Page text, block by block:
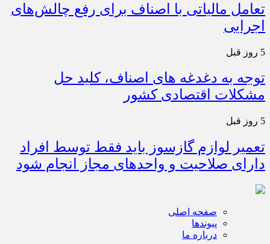
تعامل مالیاتی با اصناف برای رفع چالش‌های
اجرایی
5 روز قبل
توجه به دغدغه های اصناف، کلید حل
مشکلات اقتصادی کشور
5 روز قبل
تعمیر لوازم گازسوز باید فقط توسط افراد
دارای صلاحیت و واحدهای مجاز انجام شود
صفحه اصلی
پیوندها
درباره ما